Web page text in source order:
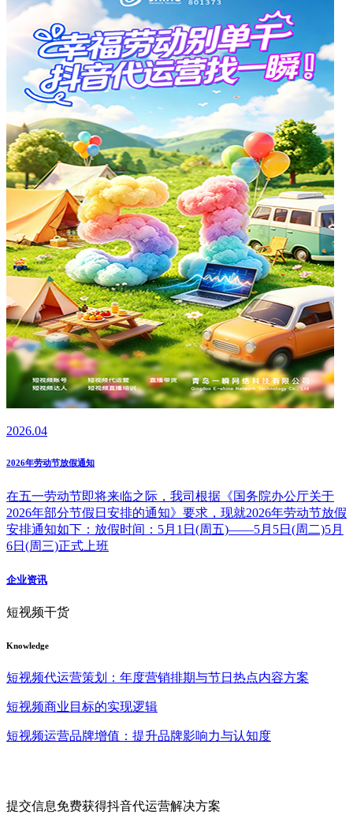
2026.04
2026年劳动节放假通知
在五一劳动节即将来临之际，我司根据《国务院办公厅关于
2026年部分节假日安排的通知》要求，现就2026年劳动节放假
安排通知如下：放假时间：5月1日(周五)——5月5日(周二)5月
6日(周三)正式上班
企业资讯
短视频干货
Knowledge
短视频代运营策划：年度营销排期与节日热点内容方案
短视频商业目标的实现逻辑
短视频运营品牌增值：提升品牌影响力与认知度
提交信息免费获得抖音代运营解决方案